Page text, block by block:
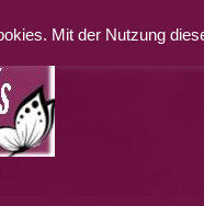
Mit der Nutzung